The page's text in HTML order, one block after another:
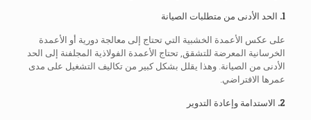
1. الحد الأدنى من متطلبات الصيانة
على عكس الأعمدة الخشبية التي تحتاج إلى معالجة دورية أو الأعمدة
الخرسانية المعرضة للتشقق, تحتاج الأعمدة الفولاذية المجلفنة إلى الحد
الأدنى من الصيانة. وهذا يقلل بشكل كبير من تكاليف التشغيل على مدى
عمرها الافتراضي.
2. الاستدامة وإعادة التدوير